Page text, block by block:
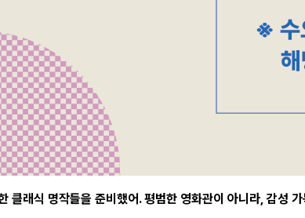
식 명작들을 준비했어. 평범한 영화관이 아니라, 감성